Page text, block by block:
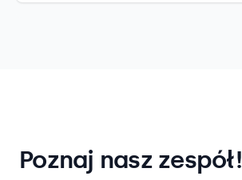
Poznaj nasz zespół!